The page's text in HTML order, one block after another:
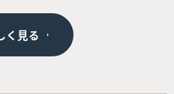
く見る